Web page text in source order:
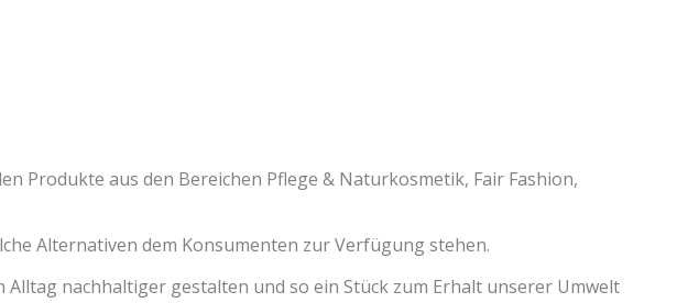
Produkte aus den Bereichen Pflege & Naturkosmetik, Fair Fashion,
Alternativen dem Konsumenten zur Verfügung stehen.
nachhaltiger gestalten und so ein Stück zum Erhalt unserer Umwelt